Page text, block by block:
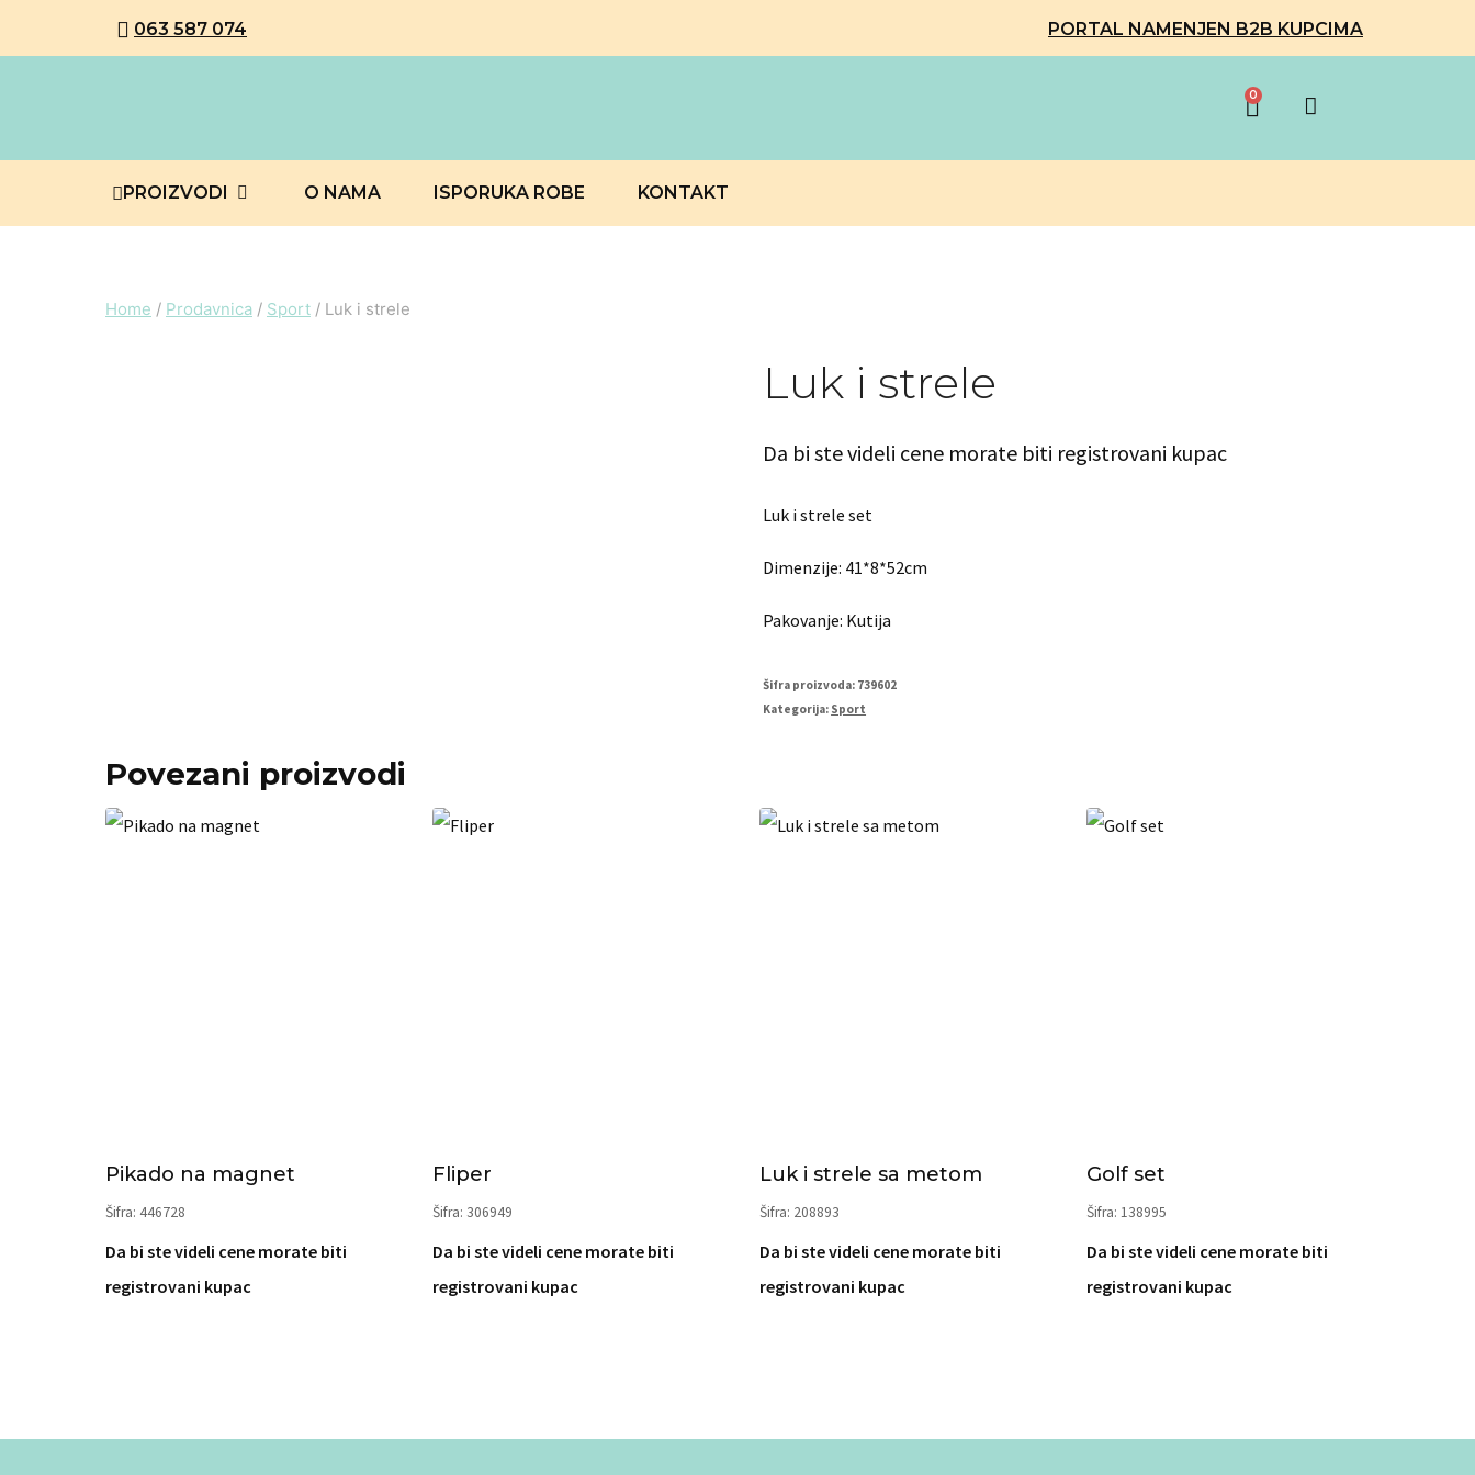
063 587 074 PORTAL NAMENJEN B2B KUPCIMA
0
PROIZVODI O NAMA ISPORUKA ROBE KONTAKT
Home / Prodavnica / Sport / Luk i strele
Luk i strele
Da bi ste videli cene morate biti registrovani kupac
Luk i strele set
Dimenzije: 41*8*52cm
Pakovanje: Kutija
Šifra proizvoda: 739602
Kategorija: Sport
Povezani proizvodi
Pikado na magnet
Šifra: 446728
Da bi ste videli cene morate biti
registrovani kupac
Fliper
Šifra: 306949
Da bi ste videli cene morate biti
registrovani kupac
Luk i strele sa metom
Šifra: 208893
Da bi ste videli cene morate biti
registrovani kupac
Golf set
Šifra: 138995
Da bi ste videli cene morate biti
registrovani kupac